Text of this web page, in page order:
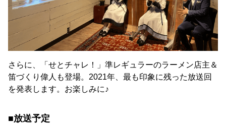
さらに、「せとチャレ！」準レギュラーのラーメン店主＆
笛づくり偉人も登場。2021年、最も印象に残った放送回
を発表します。お楽しみに♪
■放送予定